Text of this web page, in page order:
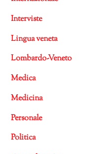
Interviste
Lingua veneta
Lombardo-Veneto
Medica
Medicina
Personale
Politica